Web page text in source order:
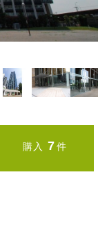
購入 7 件